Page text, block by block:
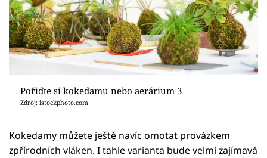
Pořiďte si kokedamu nebo aerárium 3
Zdroj: istockphoto.com
Kokedamy můžete ještě navíc omotat provázkem
zpřírodních vláken. I tahle varianta bude velmi zajímavá